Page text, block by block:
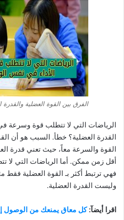
الفرق بين القوة العضلية والقدرة
الرياضات التي لا تتطلب قوة وسرعة
القدرة العضلية؟ خطأ. السبب هو أن
القوة والسرعة معاً، حيث تعني قدرة
أقل زمن ممكن. أما الرياضات التي لا
فهي ترتبط أكثر بـ القوة العضلية فقط
وليست القدرة العضلية.
اقرا أيضآ:كل معاق يمنعك من